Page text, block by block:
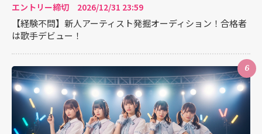
エントリー締切 2026/12/31 23:59
【経験不問】新人アーティスト発掘オーディション！合格者
は歌手デビュー！
6